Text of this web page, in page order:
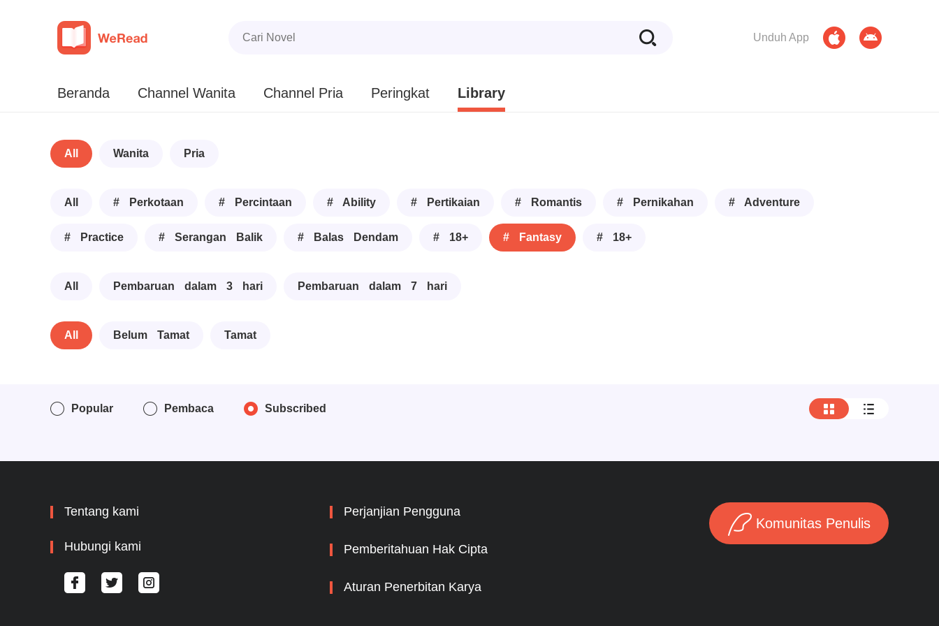
Unduh App
Beranda Channel Wanita Channel Pria Peringkat Library
All Wanita Pria
All # Perkotaan # Percintaan # Ability # Pertikaian # Romantis # Pernikahan # Adventure
# Practice # Serangan Balik # Balas Dendam # 18+ # Fantasy # 18+
All Pembaruan dalam 3 hari Pembaruan dalam 7 hari
All Belum Tamat Tamat
Popular Pembaca Subscribed
Tentang kami
Hubungi kami
Perjanjian Pengguna
Pemberitahuan Hak Cipta
Aturan Penerbitan Karya
Komunitas Penulis